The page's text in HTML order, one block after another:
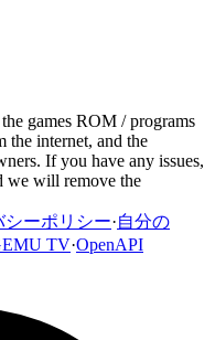
games ROM / programs
the internet, and the
If you have any issues,
we will remove the
シーポリシー·自分の
TV·OpenAPI